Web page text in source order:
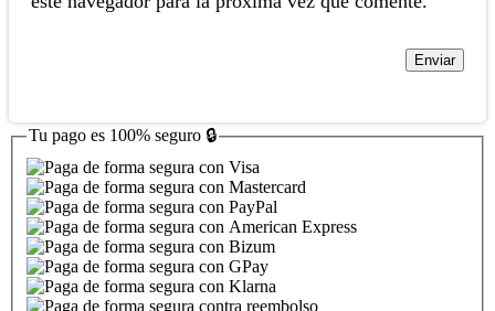
Tu pago es 100% seguro 🔒